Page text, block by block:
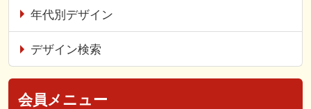
年代別デザイン
デザイン検索
会員メニュー